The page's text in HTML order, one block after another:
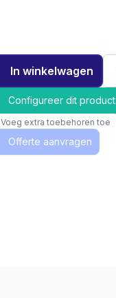
In winkelwagen
Configureer dit product
Voeg extra toebehoren toe
Offerte aanvragen